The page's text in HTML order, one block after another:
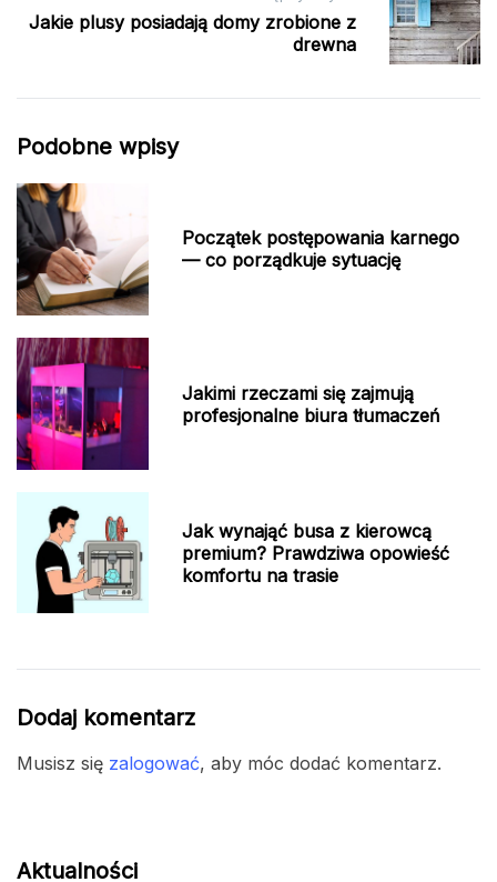
Jakie plusy posiadają domy zrobione z
drewna
Podobne wpisy
Początek postępowania karnego
— co porządkuje sytuację
Jakimi rzeczami się zajmują
profesjonalne biura tłumaczeń
Jak wynająć busa z kierowcą
premium? Prawdziwa opowieść
komfortu na trasie
Dodaj komentarz
Musisz się zalogować, aby móc dodać komentarz.
Aktualności